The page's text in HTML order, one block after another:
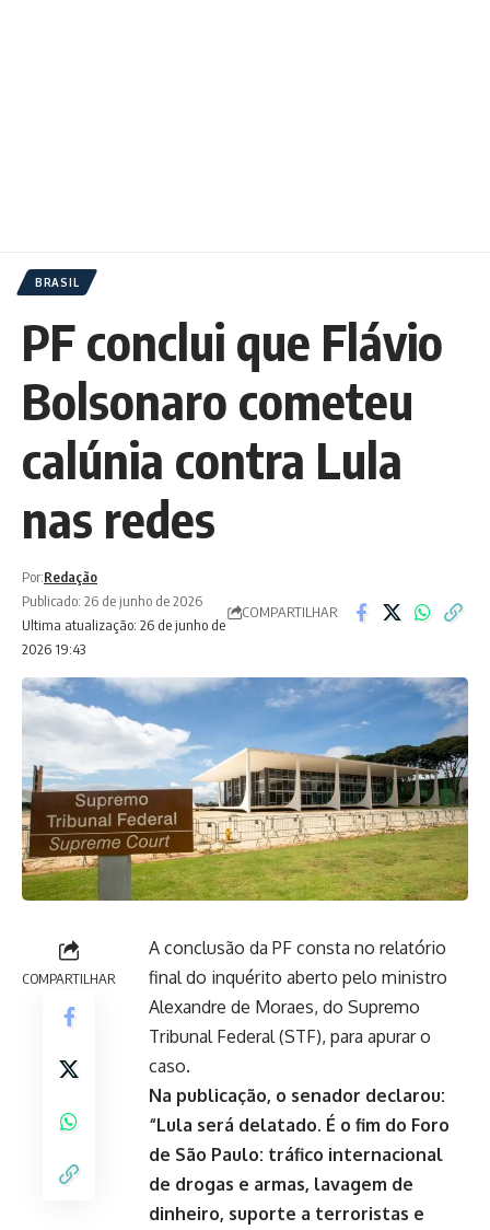
BRASIL
PF conclui que Flávio
Bolsonaro cometeu
calúnia contra Lula
nas redes
Ultima atualização: 26 de junho de
2026 19:43
Por:Redação
Publicado: 26 de junho de 2026
COMPARTILHAR
COMPARTILHAR
A conclusão da PF consta no relatório
final do inquérito aberto pelo ministro
Alexandre de Moraes, do Supremo
Tribunal Federal (STF), para apurar o
caso.
Na publicação, o senador declarou:
“Lula será delatado. É o fim do Foro
de São Paulo: tráfico internacional
de drogas e armas, lavagem de
dinheiro, suporte a terroristas e